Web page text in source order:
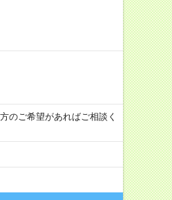
のご希望があればご相談く